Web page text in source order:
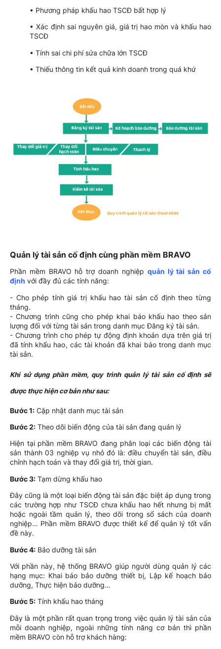
• Phương pháp khấu hao TSCĐ bất hợp lý
• Xác định sai nguyên giá, giá trị hao mòn và khấu hao
TSCĐ
• Tính sai chi phí sửa chữa lớn TSCĐ
• Thiếu thông tin kết quả kinh doanh trong quá khứ
Quản lý tài sản cố định cùng phần mềm BRAVO
Phần mềm BRAVO hỗ trợ doanh nghiệp quản lý tài sản cố
định với đầy đủ các tính năng:
- Cho phép tính giá trị khấu hao tài sản cố định theo từng
tháng.
- Chương trình cũng cho phép khai báo khấu hao theo sản
lượng đối với từng tài sản trong danh mục Đăng ký tài sản.
- Chương trình cho phép tự động định khoản dựa trên giá trị
đã tính khấu hao, các tài khoản đã khai báo trong danh mục
tài sản.
Khi sử dụng phần mềm, quy trình quản lý tài sản cố định sẽ
được thực hiện cơ bản như sau:
Bước 1: Cập nhật danh mục tài sản
Bước 2: Theo dõi biến động của tài sản đang quản lý
Hiện tại phần mềm BRAVO đang phân loại các biến động tài
sản thành 03 nghiệp vụ nhỏ đó là: điều chuyển tài sản, điều
chỉnh hạch toán và thay đổi giá trị, thời gian.
Bước 3: Tạm dừng khấu hao
Đây cũng là một loại biến động tài sản đặc biệt áp dụng trong
các trường hợp như TSCĐ chưa khấu hao hết nhưng bị mất
hoặc ngoài tầm quản lý, theo dõi trong sổ sách của doanh
nghiệp… Phần mềm BRAVO được thiết kế để quản lý tốt vấn
đề này.
Bước 4: Bảo dưỡng tài sản
Với phần này, hệ thống BRAVO giúp người dùng quản lý các
hạng mục: Khai báo bảo dưỡng thiết bị, Lập kế hoạch bảo
dưỡng, Thực hiện bảo dưỡng…
Bước 5: Tính khấu hao tháng
Đây là một phần rất quan trọng trong việc quản lý tài sản của
mỗi doanh nghiệp, ngoài những tính năng cơ bản thì phần
mềm BRAVO còn hỗ trợ khách hàng: